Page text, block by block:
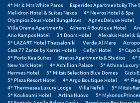
Νάξος
Νάουσα
Ναυπακτία
Ναύπλιο
Νέα Μάκρη
4* Mr & Mrs White Paros
Esperides Apartments By The
Melidron Hotel & Suites Naxos
4* Nevros Hotel & Spa
Olympios Zeus Hotel Bungalows
Agnes Deluxe Hotel
Villa Orama Apartments
Athens 4 Boutique Hotel
Ano Kampos Hotel
31 Doors Hotel Alexakis Hotel &
5* LAZART Hotel Thessaloniki
Verde Al Mare
Casa 77 Zante by Karras Hotels
Gefyri Hotel
5* Cayo
5* Porto Kea Suites
Stratos Apartments & Studios
4*
New York Hotel
4* Achillion Palace 5* Athina Luxury
Hermes Hotel
5* Mitsis Selection Blue Domes
Gizis
5* Plaza Resort Hotel
4* Argo Boutique Hotel
4*
4* Thermesea Luxury Lodge
Villa Nefeli
5* Mitsis
5* Koukoumi Hotel
Artina Nuovo
5* Mykonos